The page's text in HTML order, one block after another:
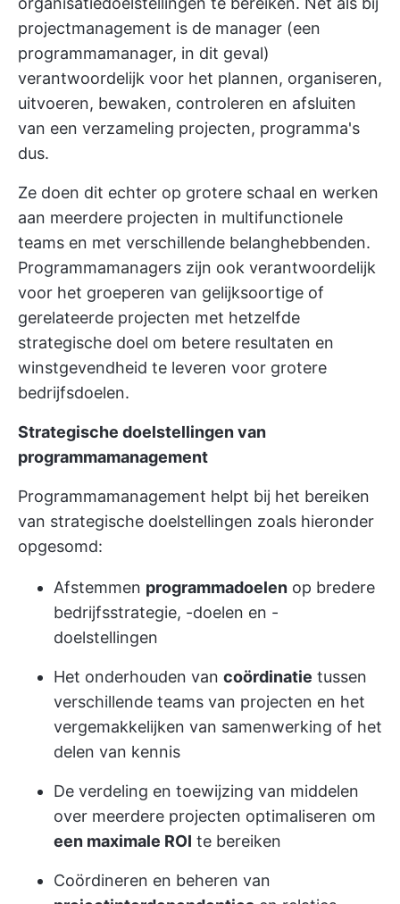
projectmanagement is de manager (een
programmamanager, in dit geval)
verantwoordelijk voor het plannen, organiseren,
uitvoeren, bewaken, controleren en afsluiten
van een verzameling projecten, programma's
dus.
Ze doen dit echter op grotere schaal en werken
aan meerdere projecten in multifunctionele
teams en met verschillende belanghebbenden.
Programmamanagers zijn ook verantwoordelijk
voor het groeperen van gelijksoortige of
gerelateerde projecten met hetzelfde
strategische doel om betere resultaten en
winstgevendheid te leveren voor grotere
bedrijfsdoelen.
Strategische doelstellingen van
programmamanagement
Programmamanagement helpt bij het bereiken
van strategische doelstellingen zoals hieronder
opgesomd:
Afstemmen programmadoelen op bredere
bedrijfsstrategie, -doelen en -
doelstellingen
Het onderhouden van coördinatie tussen
verschillende teams van projecten en het
vergemakkelijken van samenwerking of het
delen van kennis
De verdeling en toewijzing van middelen
over meerdere projecten optimaliseren om
een maximale ROI te bereiken
Coördineren en beheren van